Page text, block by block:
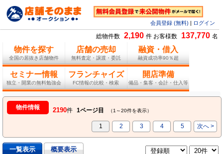
会員登録 (無料) ログイン
総物件数 2,190 件 お客様数 137,770 名
物件を探す
全国の居抜き店舗物件
店舗の売却
無料査定・譲渡・委託
融資・借入
融資成功率90％超
セミナー情報
独立・開業の無料勉強会
フランチャイズ
FC情報の比較・検索
開店準備
備品・集客・会計・仕入等
物件情報 2190件 1ページ目 （1～20件を表示）
1 2 3 4 5 次へ >
一覧表示 概要表示